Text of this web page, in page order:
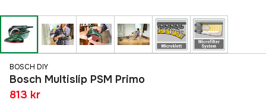
BOSCH DIY
Bosch Multislip PSM Primo
813 kr